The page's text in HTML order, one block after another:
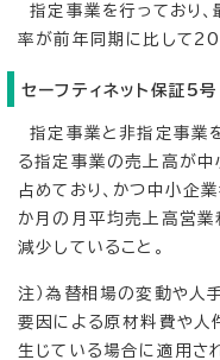
指定事業を行っており
率が前年同期に比して20
セーフティネット保証5
指定事業と非指定事業
る指定事業の売上高が
占めており、かつ中小企
か月の月平均売上高営
減少していること。
注）為替相場の変動や人
要因による原材料費や人
生じている場合に適用さ